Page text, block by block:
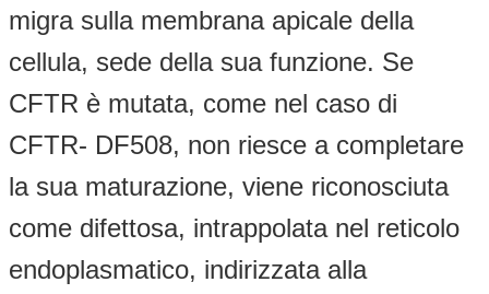
migra sulla membrana apicale della
cellula, sede della sua funzione. Se
CFTR è mutata, come nel caso di
CFTR- DF508, non riesce a completare
la sua maturazione, viene riconosciuta
come difettosa, intrappolata nel reticolo
endoplasmatico, indirizzata alla